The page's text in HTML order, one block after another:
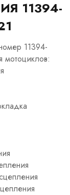
11394-
11394-